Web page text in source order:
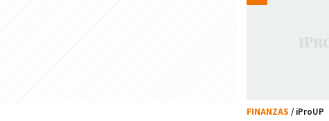
FINANZAS / iProUP